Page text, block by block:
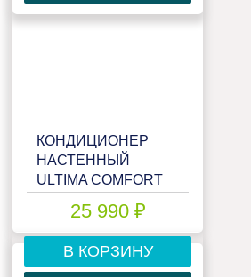
КОНДИЦИОНЕР
НАСТЕННЫЙ
ULTIMA COMFORT
25 990 ₽
В КОРЗИНУ